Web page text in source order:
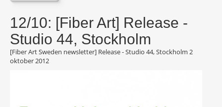
12/10: [Fiber Art] Release -
Studio 44, Stockholm
[Fiber Art Sweden newsletter] Release - Studio 44, Stockholm 2
oktober 2012